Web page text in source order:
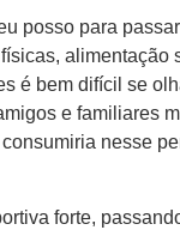
posso para
alimentação
é bem difícil se
e familiares
nesse
forte,